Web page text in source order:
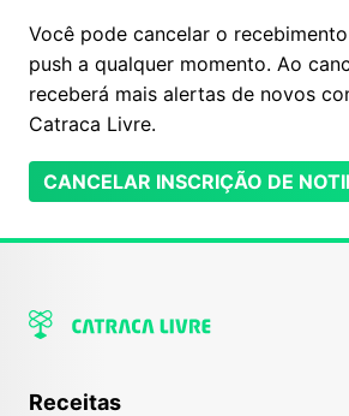
Você pode cancelar o
push a qualquer momento. Ao
receberá mais alertas de novos
Catraca Livre.
CANCELAR INSCRIÇÃO DE
Receitas